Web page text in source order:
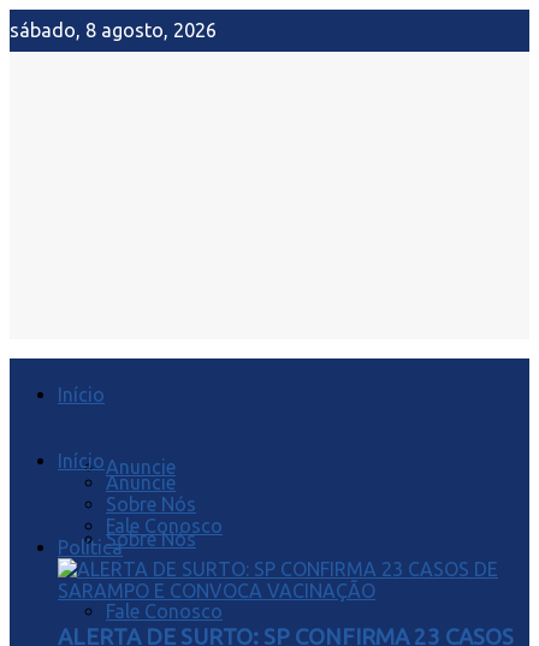
sábado, 8 agosto, 2026
Início
Anuncie
Sobre Nós
Fale Conosco
Início
Anuncie
Sobre Nós
Fale Conosco
Política
ALERTA DE SURTO: SP CONFIRMA 23 CASOS